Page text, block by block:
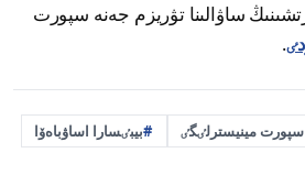
ساۋالىنا تۋريزم جەنە سپورت
.
سپورت مينيسترلٸگٸ
بيبٸسارا اساۋباەۆا